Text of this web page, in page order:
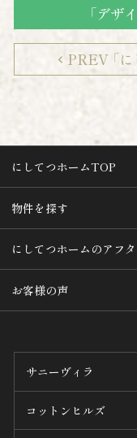
chevron_left PREV 「
「デザ
にしてつホームTOP
物件を探す
にしてつホームのアフ
お客様の声
サニーヴィラ
コットンヒルズ